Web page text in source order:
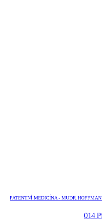
PATENTNÍ MEDICÍNA -
014